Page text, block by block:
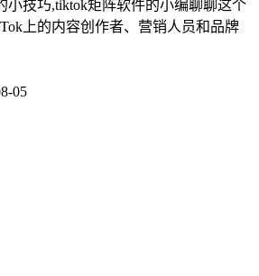
小技巧,tiktok矩阵软件的小编聊聊这个
上的内容创作者、营销人员和品牌
05